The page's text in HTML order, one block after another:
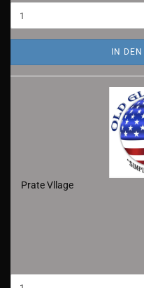
IN
Prate Vllage